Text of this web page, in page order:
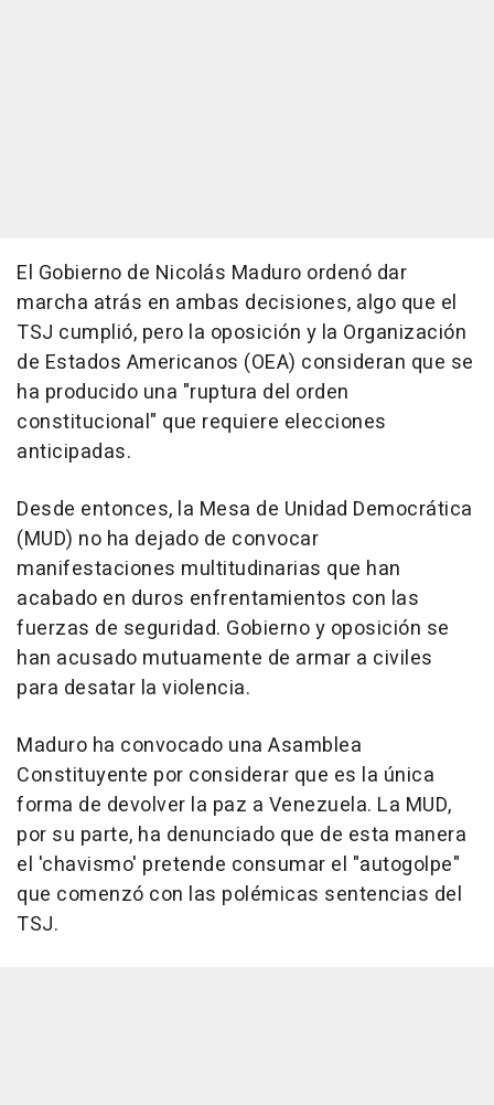
El Gobierno de Nicolás Maduro ordenó dar
marcha atrás en ambas decisiones, algo que el
TSJ cumplió, pero la oposición y la Organización
de Estados Americanos (OEA) consideran que se
ha producido una "ruptura del orden
constitucional" que requiere elecciones
anticipadas.
Desde entonces, la Mesa de Unidad Democrática
(MUD) no ha dejado de convocar
manifestaciones multitudinarias que han
acabado en duros enfrentamientos con las
fuerzas de seguridad. Gobierno y oposición se
han acusado mutuamente de armar a civiles
para desatar la violencia.
Maduro ha convocado una Asamblea
Constituyente por considerar que es la única
forma de devolver la paz a Venezuela. La MUD,
por su parte, ha denunciado que de esta manera
el 'chavismo' pretende consumar el "autogolpe"
que comenzó con las polémicas sentencias del
TSJ.